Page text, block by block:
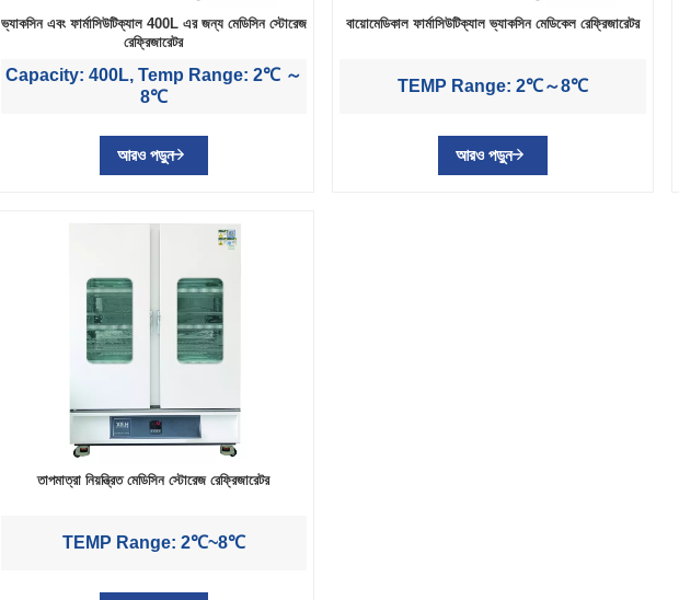
ভ্যাকসিন এবং ফার্মাসিউটিক্যাল 400L এর জন্য মেডিসিন স্টোরেজ
রেফ্রিজারেটর
Capacity: 400L, Temp Range: 2℃ ～
8℃
আরও পড়ুন
বায়োমেডিকাল ফার্মাসিউটিক্যাল ভ্যাকসিন মেডিকেল রেফ্রিজারেটর
TEMP Range: 2℃～8℃
আরও পড়ুন
তাপমাত্রা নিয়ন্ত্রিত মেডিসিন স্টোরেজ রেফ্রিজারেটর
TEMP Range: 2℃~8℃